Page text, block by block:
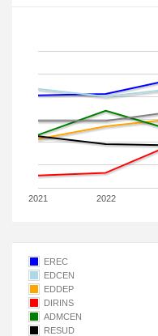
2021 2022
EREC
EDCEN
EDDEP
DIRINS
ADMCEN
RESUD